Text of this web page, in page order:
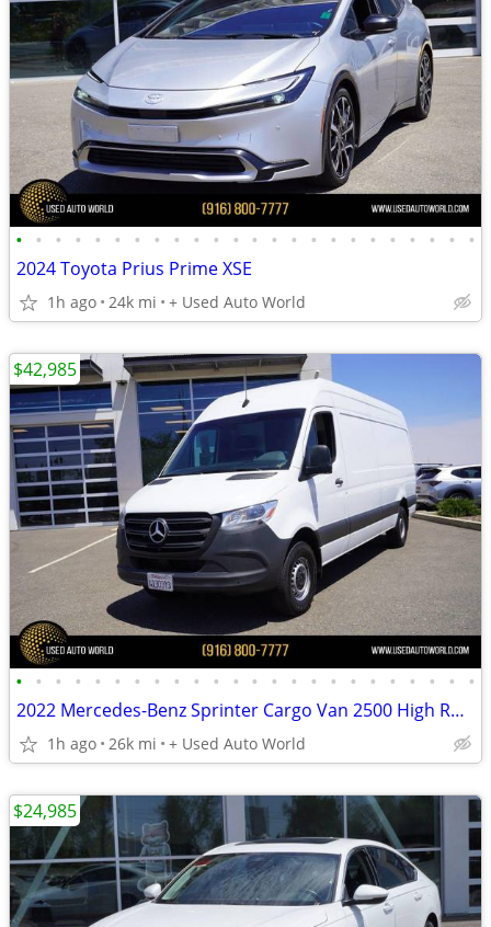
• • • • • • • • • • • • • • • • • • • • • • • •
2024 Toyota Prius Prime XSE
1h ago 24k mi + Used Auto World
• • • • • • • • • • • • • • • • • • • • • • • •
2022 Mercedes-Benz Sprinter Cargo Van 2500 High Roof V6 170 RWD
1h ago 26k mi + Used Auto World
$42,985
$24,985